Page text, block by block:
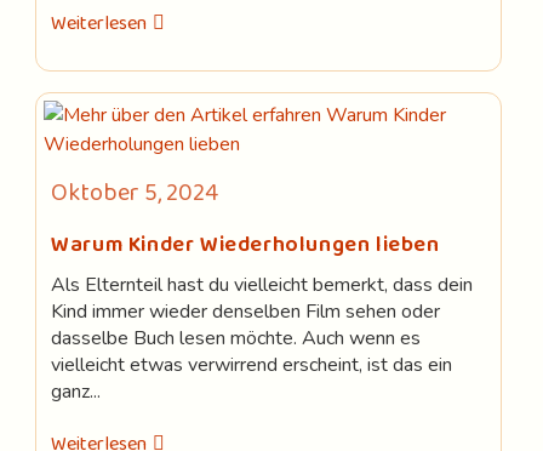
WeiterlesenDie
Arbeit:
Warum
Sprach-
Und
Schreibfähigkeiten
Sind
Je
Zuvor
Beitrag
veröffentlicht:
Oktober 5, 2024
Warum Kinder Wiederholungen lieben
Als Elternteil hast du vielleicht bemerkt, dass dein
Kind immer wieder denselben Film sehen oder
dasselbe Buch lesen möchte. Auch wenn es
vielleicht etwas verwirrend erscheint, ist das ein
ganz...
WeiterlesenWarum